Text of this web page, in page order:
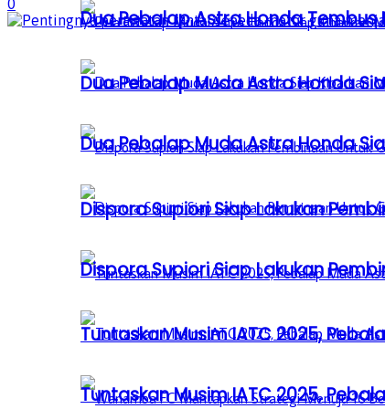
Dua Pebalap Muda Astra Honda
Dispora Supiori Siap Lakukan
Tuntaskan Musim IATC 2025,
Dua Pebalap Astra Honda
Dua Pebalap Muda Astra Honda
Dispora Supiori Siap Lakukan
Tuntaskan Musim IATC 2025,
0